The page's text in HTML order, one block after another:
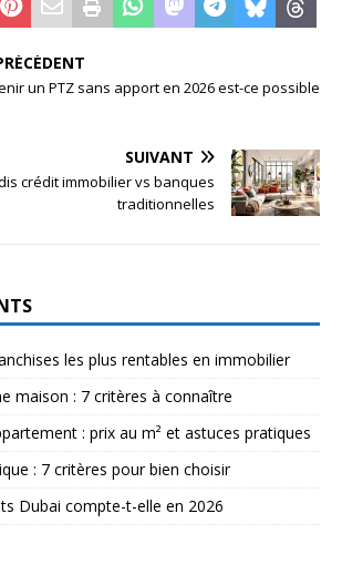
un PTZ sans apport en 2026 est-ce possible
SUIVANT
crédit immobilier vs banques
traditionnelles
les plus rentables en immobilier
maison : 7 critères à connaître
: prix au m² et astuces pratiques
: 7 critères pour bien choisir
Dubai compte-t-elle en 2026